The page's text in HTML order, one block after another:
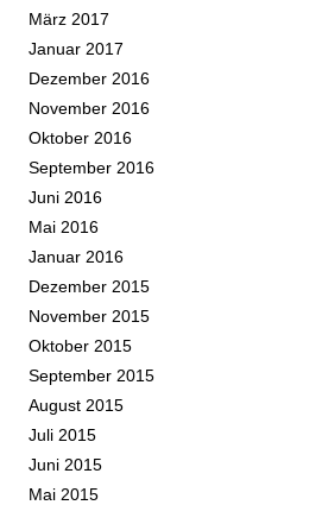
März 2017
Januar 2017
Dezember 2016
November 2016
Oktober 2016
September 2016
Juni 2016
Mai 2016
Januar 2016
Dezember 2015
November 2015
Oktober 2015
September 2015
August 2015
Juli 2015
Juni 2015
Mai 2015